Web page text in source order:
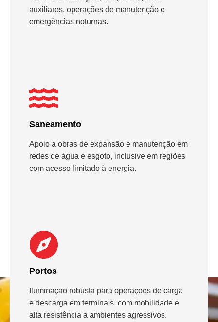
auxiliares, operações de manutenção e
emergências noturnas.
Saneamento
Apoio a obras de expansão e manutenção em
redes de água e esgoto, inclusive em regiões
com acesso limitado à energia.
Portos
Iluminação robusta para operações de carga
e descarga em terminais, com mobilidade e
alta resistência a ambientes agressivos.